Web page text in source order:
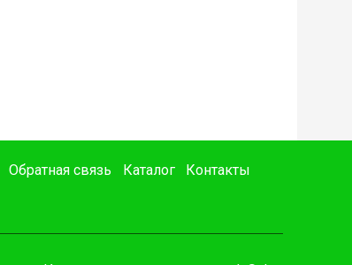
Обратная связь Каталог
Контакты